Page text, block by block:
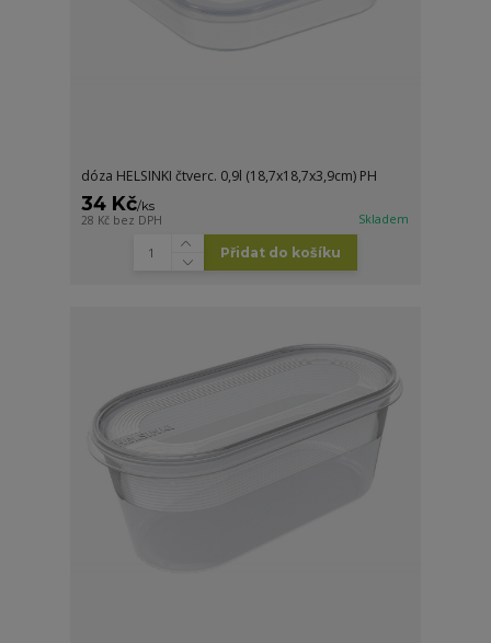
dóza HELSINKI čtverc. 0,9l (18,7x18,7x3,9cm) PH
34 Kč/ks
28 Kč bez DPH Skladem
Přidat do košíku